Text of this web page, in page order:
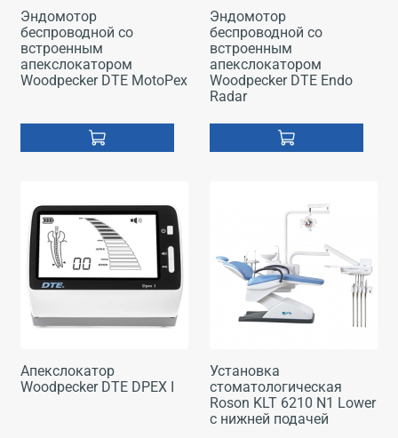
Эндомотор
беспроводной со
встроенным
апекслокатором
Woodpecker DTE MotoPex
Эндомотор
беспроводной со
встроенным
апекслокатором
Woodpecker DTE Endo
Radar
Апекслокатор
Woodpecker DTE DPEX I
Установка
стоматологическая
Roson KLT 6210 N1 Lower
с нижней подачей